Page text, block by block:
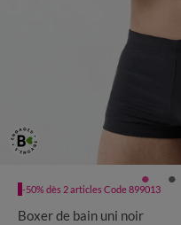
-50% dès 2 articles Code 899013
Boxer de bain uni noir